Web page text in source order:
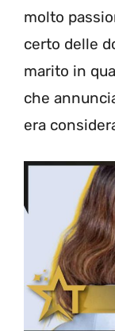
molto
certo delle
marito in
che
era